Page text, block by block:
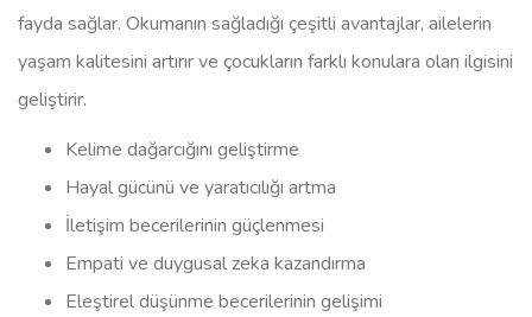
fayda sağlar. Okumanın sağladığı çeşitli avantajlar, ailelerin
yaşam kalitesini artırır ve çocukların farklı konulara olan ilgisini
geliştirir.
Kelime dağarcığını geliştirme
Hayal gücünü ve yaratıcılığı artma
İletişim becerilerinin güçlenmesi
Empati ve duygusal zeka kazandırma
Eleştirel düşünme becerilerinin gelişimi